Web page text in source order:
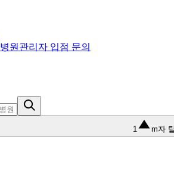
병원관리자 입점 문의
1 m자